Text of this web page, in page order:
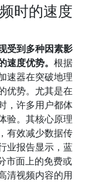
时的速度
受到多种因素影
度优势。 根据
速器在突破地理
优势。尤其是在
，许多用户都体
验。其核心原理
有效减少数据传
业报告显示，蓝
市面上的免费或
清视频内容的用